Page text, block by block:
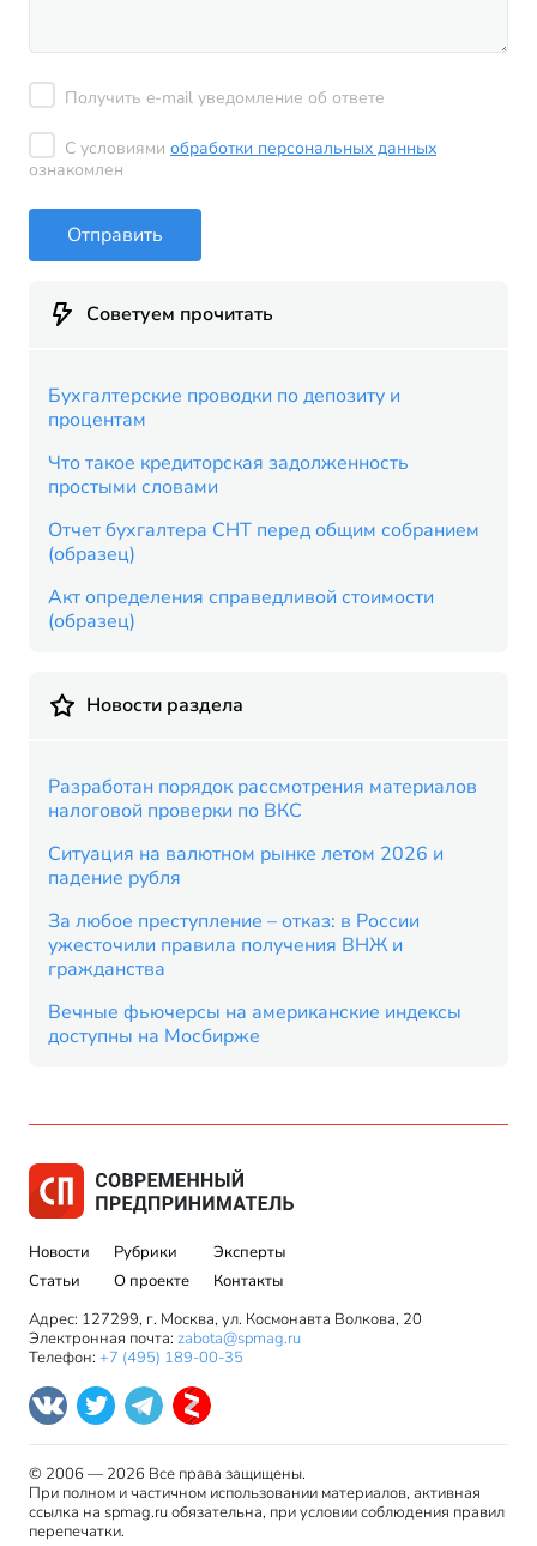
Получить e-mail уведомление об ответе
С условиями обработки персональных данных
ознакомлен
Отправить
Советуем прочитать
Бухгалтерские проводки по депозиту и
процентам
Что такое кредиторская задолженность
простыми словами
Отчет бухгалтера СНТ перед общим собранием
(образец)
Акт определения справедливой стоимости
(образец)
Новости раздела
Разработан порядок рассмотрения материалов
налоговой проверки по ВКС
Ситуация на валютном рынке летом 2026 и
падение рубля
За любое преступление – отказ: в России
ужесточили правила получения ВНЖ и
гражданства
Вечные фьючерсы на американские индексы
доступны на Мосбирже
Новости
Статьи
Рубрики
О проекте
Эксперты
Контакты
Адрес: 127299, г. Москва, ул. Космонавта Волкова, 20
Электронная почта: zabota@spmag.ru
Телефон: +7 (495) 189-00-35
© 2006 — 2026 Все права защищены.
При полном и частичном использовании материалов, активная
ссылка на spmag.ru обязательна, при условии соблюдения правил
перепечатки.